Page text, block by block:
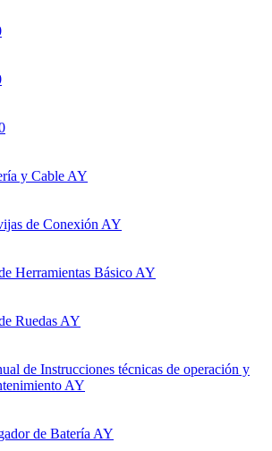
y Cable AY
de Conexión AY
Herramientas Básico AY
Ruedas AY
de Instrucciones técnicas de operación y
AY
de Batería AY